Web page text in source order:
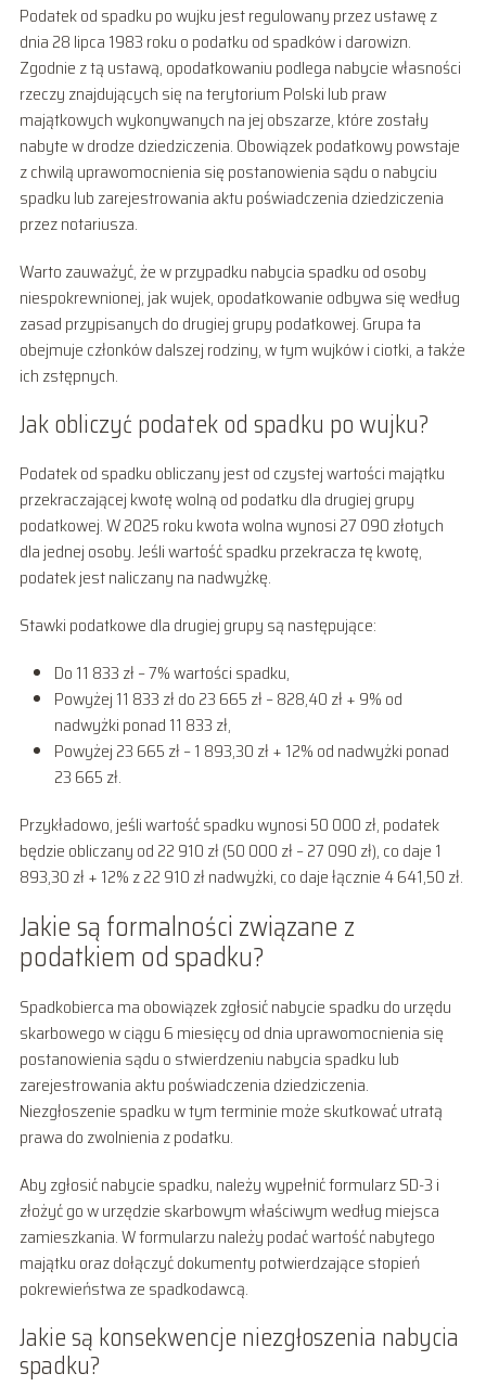
Podatek od spadku po wujku jest regulowany przez ustawę z
dnia 28 lipca 1983 roku o podatku od spadków i darowizn.
Zgodnie z tą ustawą, opodatkowaniu podlega nabycie własności
rzeczy znajdujących się na terytorium Polski lub praw
majątkowych wykonywanych na jej obszarze, które zostały
nabyte w drodze dziedziczenia. Obowiązek podatkowy powstaje
z chwilą uprawomocnienia się postanowienia sądu o nabyciu
spadku lub zarejestrowania aktu poświadczenia dziedziczenia
przez notariusza.
Warto zauważyć, że w przypadku nabycia spadku od osoby
niespokrewnionej, jak wujek, opodatkowanie odbywa się według
zasad przypisanych do drugiej grupy podatkowej. Grupa ta
obejmuje członków dalszej rodziny, w tym wujków i ciotki, a także
ich zstępnych.
Jak obliczyć podatek od spadku po wujku?
Podatek od spadku obliczany jest od czystej wartości majątku
przekraczającej kwotę wolną od podatku dla drugiej grupy
podatkowej. W 2025 roku kwota wolna wynosi 27 090 złotych
dla jednej osoby. Jeśli wartość spadku przekracza tę kwotę,
podatek jest naliczany na nadwyżkę.
Stawki podatkowe dla drugiej grupy są następujące:
Do 11 833 zł – 7% wartości spadku,
Powyżej 11 833 zł do 23 665 zł – 828,40 zł + 9% od
nadwyżki ponad 11 833 zł,
Powyżej 23 665 zł – 1 893,30 zł + 12% od nadwyżki ponad
23 665 zł.
Przykładowo, jeśli wartość spadku wynosi 50 000 zł, podatek
będzie obliczany od 22 910 zł (50 000 zł – 27 090 zł), co daje 1
893,30 zł + 12% z 22 910 zł nadwyżki, co daje łącznie 4 641,50 zł.
Jakie są formalności związane z
podatkiem od spadku?
Spadkobierca ma obowiązek zgłosić nabycie spadku do urzędu
skarbowego w ciągu 6 miesięcy od dnia uprawomocnienia się
postanowienia sądu o stwierdzeniu nabycia spadku lub
zarejestrowania aktu poświadczenia dziedziczenia.
Niezgłoszenie spadku w tym terminie może skutkować utratą
prawa do zwolnienia z podatku.
Aby zgłosić nabycie spadku, należy wypełnić formularz SD-3 i
złożyć go w urzędzie skarbowym właściwym według miejsca
zamieszkania. W formularzu należy podać wartość nabytego
majątku oraz dołączyć dokumenty potwierdzające stopień
pokrewieństwa ze spadkodawcą.
Jakie są konsekwencje niezgłoszenia nabycia
spadku?